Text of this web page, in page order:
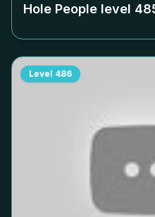
Hole People level
Level 486